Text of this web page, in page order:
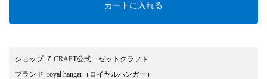
カートに入れる
ショップ:Z-CRAFT公式 ゼットクラフト
ブランド :royal hanger （ロイヤルハンガー）